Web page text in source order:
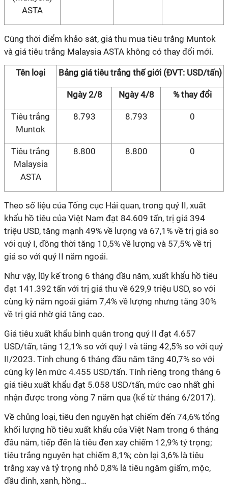
ASTA
Cùng thời điểm khảo sát, giá thu mua tiêu trắng Muntok
và giá tiêu trắng Malaysia ASTA không có thay đổi mới.
Tên loại Bảng giá tiêu trắng thế giới (ĐVT: USD/tấn)
Ngày 2/8 Ngày 4/8 % thay đổi
Tiêu trắng
Muntok
8.793 8.793 0
Tiêu trắng
Malaysia
ASTA
8.800 8.800 0
Theo số liệu của Tổng cục Hải quan, trong quý II, xuất
khẩu hồ tiêu của Việt Nam đạt 84.609 tấn, trị giá 394
triệu USD, tăng mạnh 49% về lượng và 67,1% về trị giá so
với quý I, đồng thời tăng 10,5% về lượng và 57,5% về trị
giá so với quý II năm ngoái.
Như vậy, lũy kế trong 6 tháng đầu năm, xuất khẩu hồ tiêu
đạt 141.392 tấn với trị giá thu về 629,9 triệu USD, so với
cùng kỳ năm ngoái giảm 7,4% về lượng nhưng tăng 30%
về trị giá nhờ giá tăng cao.
Giá tiêu xuất khẩu bình quân trong quý II đạt 4.657
USD/tấn, tăng 12,1% so với quý I và tăng 42,5% so với quý
II/2023. Tính chung 6 tháng đầu năm tăng 40,7% so với
cùng kỳ lên mức 4.455 USD/tấn. Tính riêng trong tháng 6
giá tiêu xuất khẩu đạt 5.058 USD/tấn, mức cao nhất ghi
nhận được trong vòng 7 năm qua (kể từ tháng 6/2017).
Về chủng loại, tiêu đen nguyên hạt chiếm đến 74,6% tổng
khối lượng hồ tiêu xuất khẩu của Việt Nam trong 6 tháng
đầu năm, tiếp đến là tiêu đen xay chiếm 12,9% tỷ trọng;
tiêu trắng nguyên hạt chiếm 8,1%; còn lại 3,6% là tiêu
trắng xay và tỷ trọng nhỏ 0,8% là tiêu ngâm giấm, mộc,
đầu đinh, xanh, hồng…